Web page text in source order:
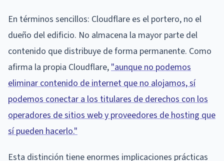
En términos sencillos: Cloudflare es el portero, no el
dueño del edificio. No almacena la mayor parte del
contenido que distribuye de forma permanente. Como
afirma la propia Cloudflare, "aunque no podemos
eliminar contenido de internet que no alojamos, sí
podemos conectar a los titulares de derechos con los
operadores de sitios web y proveedores de hosting que
sí pueden hacerlo."
Esta distinción tiene enormes implicaciones prácticas